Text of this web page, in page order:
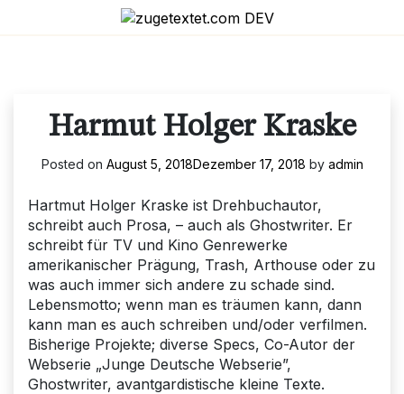
Harmut Holger Kraske
Posted on August 5, 2018Dezember 17, 2018 by admin
Hartmut Holger Kraske ist Drehbuchautor,
schreibt auch Prosa, – auch als Ghostwriter. Er
schreibt für TV und Kino Genrewerke
amerikanischer Prägung, Trash, Arthouse oder zu
was auch immer sich andere zu schade sind.
Lebensmotto; wenn man es träumen kann, dann
kann man es auch schreiben und/oder verfilmen.
Bisherige Projekte; diverse Specs, Co-Autor der
Webserie „Junge Deutsche Webserie”,
Ghostwriter, avantgardistische kleine Texte.